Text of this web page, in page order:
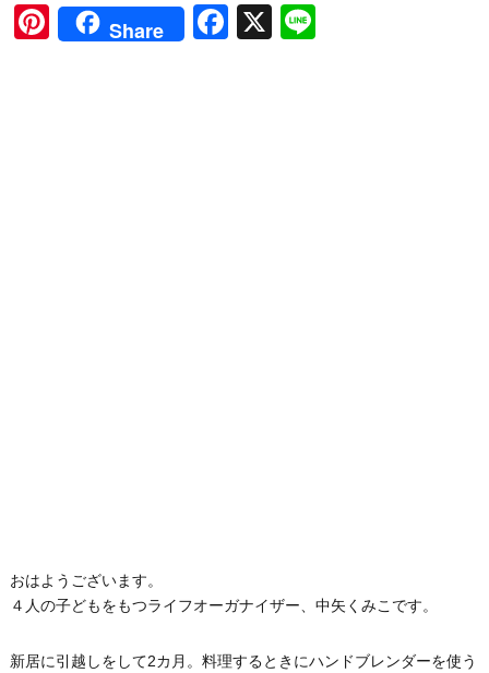
Pinterest
Share Facebook
X
おはようございます。
４人の子どもをもつライフオーガナイザー、中矢くみこです。
新居に引越しをして2カ月。料理するときにハンドブレンダーを使う